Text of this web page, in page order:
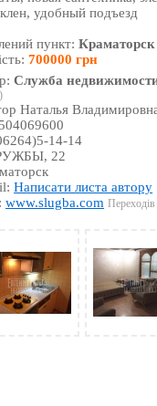
удобный подъезд
пункт:Краматорск
700000 грн
Служба
Наталья
14-14
22
Написати листа автору
www.slugba.com